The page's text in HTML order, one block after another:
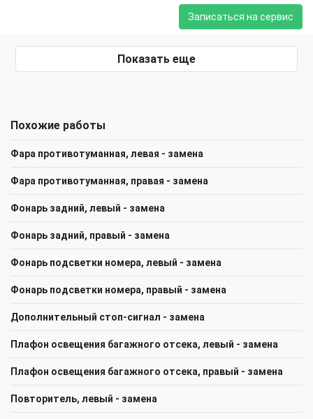
Записаться на сервис
Показать еще
Похожие работы
Фара противотуманная, левая - замена
Фара противотуманная, правая - замена
Фонарь задний, левый - замена
Фонарь задний, правый - замена
Фонарь подсветки номера, левый - замена
Фонарь подсветки номера, правый - замена
Дополнительный стоп-сигнал - замена
Плафон освещения багажного отсека, левый - замена
Плафон освещения багажного отсека, правый - замена
Повторитель, левый - замена